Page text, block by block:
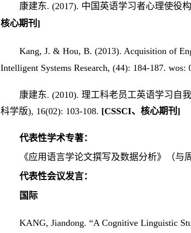
康建东. (2017). 中国英语学习者心理使役
核心期刊]
Kang, J. & Hou, B. (2013). Acquisition of
Intelligent Systems Research, (44): 184-187. wos:
康建东. (2010). 理工科老员工英语学习自
科学版), 16(02): 103-108. [CSSCI、核心期刊]
代表性学术专著：
《应用语言学论文撰写及数据分析》（与
代表性会议发言：
国际
KANG, Jiandong. “A Cognitive Linguistic